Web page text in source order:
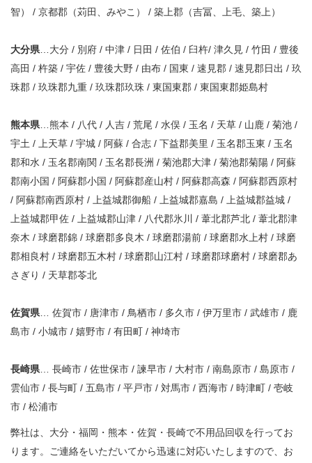
智） / 京都郡（苅田、みやこ） / 築上郡（吉冨、上毛、築上）
大分県 …大分 / 別府 / 中津 / 日田 / 佐伯 / 臼杵/ 津久見 / 竹田 / 豊後
高田 / 杵築 / 宇佐 / 豊後大野 / 由布 / 国東 / 速見郡 / 速見郡日出 / 玖
珠郡 / 玖珠郡九重 / 玖珠郡玖珠 / 東国東郡 / 東国東郡姫島村
熊本県 …熊本 / 八代 / 人吉 / 荒尾 / 水俣 / 玉名 / 天草 / 山鹿 / 菊池 /
宇土 / 上天草 / 宇城 / 阿蘇 / 合志 / 下益郡美里 / 玉名郡玉東 / 玉名
郡和水 / 玉名郡南関 / 玉名郡長洲 / 菊池郡大津 / 菊池郡菊陽 / 阿蘇
郡南小国 / 阿蘇郡小国 / 阿蘇郡産山村 / 阿蘇郡高森 / 阿蘇郡西原村
/ 阿蘇郡南西原村 / 上益城郡御船 / 上益城郡嘉島 / 上益城郡益城 /
上益城郡甲佐 / 上益城郡山津 / 八代郡氷川 / 葦北郡芦北 / 葦北郡津
奈木 / 球磨郡錦 / 球磨郡多良木 / 球磨郡湯前 / 球磨郡水上村 / 球磨
郡相良村 / 球磨郡五木村 / 球磨郡山江村 / 球磨郡球磨村 / 球磨郡あ
さぎり / 天草郡苓北
佐賀県 … 佐賀市 / 唐津市 / 鳥栖市 / 多久市 / 伊万里市 / 武雄市 / 鹿
島市 / 小城市 / 嬉野市 / 有田町 / 神埼市
長崎県 … 長崎市 / 佐世保市 / 諫早市 / 大村市 / 南島原市 / 島原市 /
雲仙市 / 長与町 / 五島市 / 平戸市 / 対馬市 / 西海市 / 時津町 / 壱岐
市 / 松浦市
弊社は、大分・福岡・熊本・佐賀・長崎で不用品回収を行ってお
ります。ご連絡をいただいてから迅速に対応いたしますので、お